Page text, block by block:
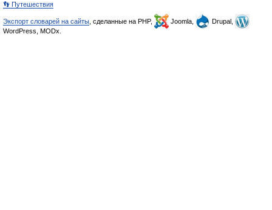
👣 Путешествия
Экспорт словарей на сайты , сделанные на PHP, Joomla,
Drupal,
WordPress, MODx.